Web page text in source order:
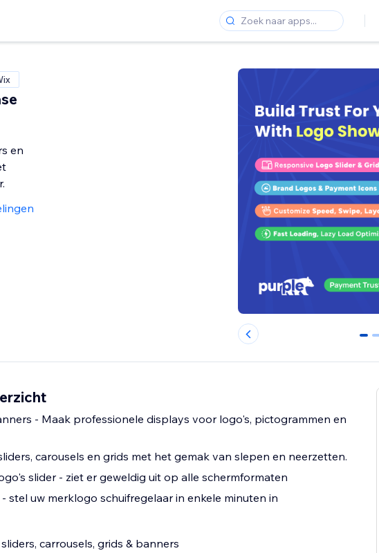
en
0 1
- Maak professionele displays voor logo's, pictogrammen en
carousels en grids met het gemak van slepen en neerzetten.
slider - ziet er geweldig uit op alle schermformaten
stel uw merklogo schuifregelaar in enkele minuten in
carrousels, grids & banners